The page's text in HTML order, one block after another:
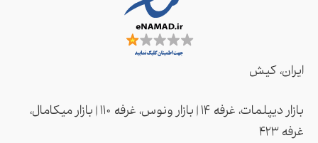
ایران، کیش
بازار دیپلمات، غرفه ۱۴ | بازار ونوس، غرفه ۱۱۰ | بازار میکامال،
غرفه ۴2۳